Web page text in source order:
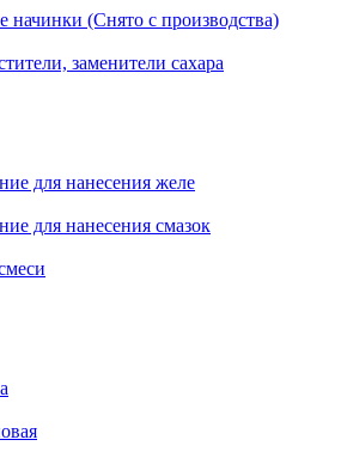
начинки (Снято с производства)
заменители сахара
для нанесения желе
для нанесения смазок